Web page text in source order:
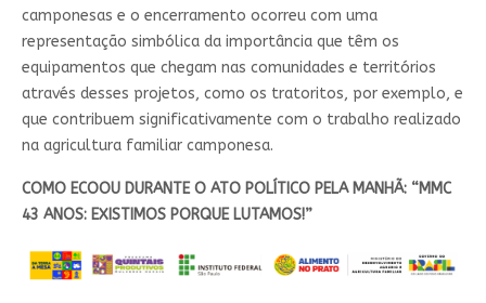
camponesas e o encerramento ocorreu com uma
representação simbólica da importância que têm os
equipamentos que chegam nas comunidades e territórios
através desses projetos, como os tratoritos, por exemplo, e
que contribuem significativamente com o trabalho realizado
na agricultura familiar camponesa.
COMO ECOOU DURANTE O ATO POLÍTICO PELA MANHÃ: “MMC
43 ANOS: EXISTIMOS PORQUE LUTAMOS!”